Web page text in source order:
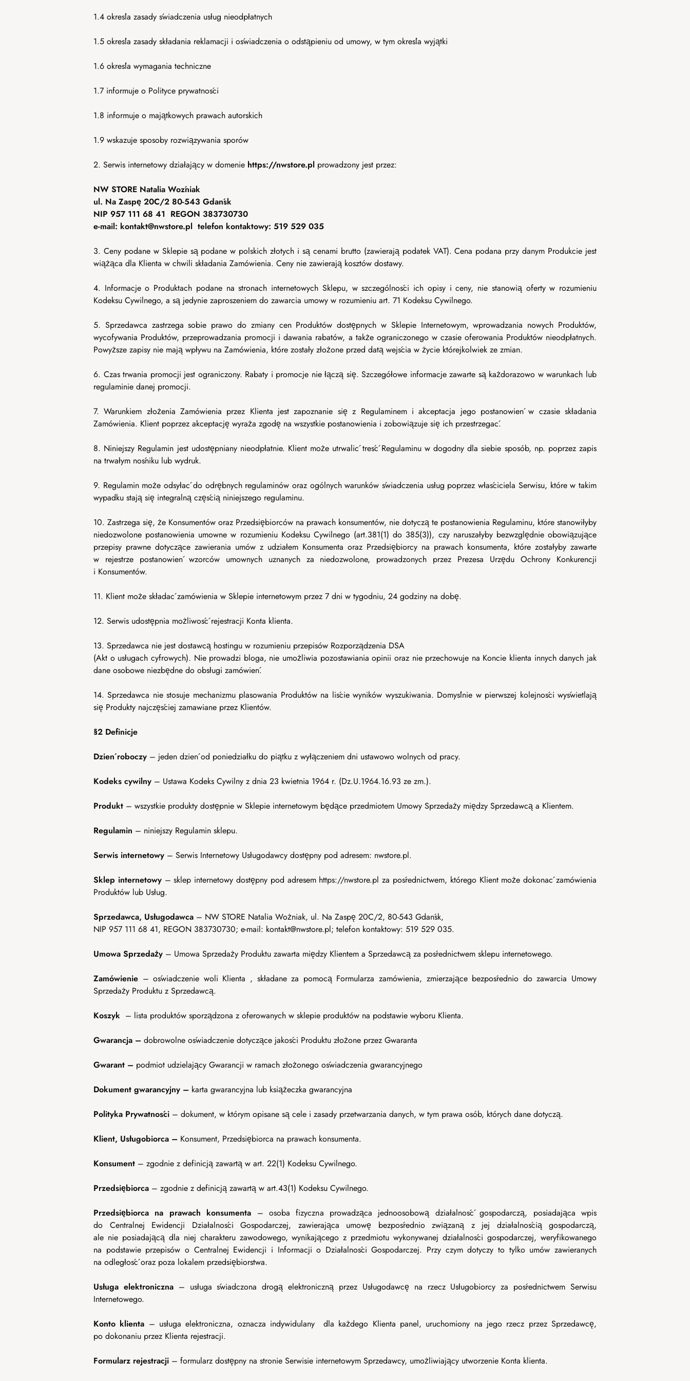
1.4 określa zasady świadczenia usług nieodpłatnych
1.5 określa zasady składania reklamacji i oświadczenia o odstąpieniu od umowy, w tym określa wyjątki
1.6 określa wymagania techniczne
1.7 informuje o Polityce prywatności
1.8 informuje o majątkowych prawach autorskich
1.9 wskazuje sposoby rozwiązywania sporów
2. Serwis internetowy działający w domenie https://nwstore.pl prowadzony jest przez:
NW STORE Natalia Woźniak
ul. Na Zaspę 20C/2 80-543 Gdańsk
NIP 957 111 68 41 REGON 383730730
e-mail: kontakt@nwstore.pl telefon kontaktowy: 519 529 035
3. Ceny podane w Sklepie są podane w polskich złotych i są cenami brutto (zawierają podatek VAT). Cena podana przy danym Produkcie jest
wiążąca dla Klienta w chwili składania Zamówienia. Ceny nie zawierają kosztów dostawy.
4. Informacje o Produktach podane na stronach internetowych Sklepu, w szczególności ich opisy i ceny, nie stanowią oferty w rozumieniu
Kodeksu Cywilnego, a są jedynie zaproszeniem do zawarcia umowy w rozumieniu art. 71 Kodeksu Cywilnego.
5. Sprzedawca zastrzega sobie prawo do zmiany cen Produktów dostępnych w Sklepie Internetowym, wprowadzania nowych Produktów,
wycofywania Produktów, przeprowadzania promocji i dawania rabatów, a także ograniczonego w czasie oferowania Produktów nieodpłatnych.
Powyższe zapisy nie mają wpływu na Zamówienia, które zostały złożone przed datą wejścia w życie którejkolwiek ze zmian.
6. Czas trwania promocji jest ograniczony. Rabaty i promocje nie łączą się. Szczegółowe informacje zawarte są każdorazowo w warunkach lub
regulaminie danej promocji.
7. Warunkiem złożenia Zamówienia przez Klienta jest zapoznanie się z Regulaminem i akceptacja jego postanowień w czasie składania
Zamówienia. Klient poprzez akceptację wyraża zgodę na wszystkie postanowienia i zobowiązuje się ich przestrzegać.
8. Niniejszy Regulamin jest udostępniany nieodpłatnie. Klient może utrwalić treść Regulaminu w dogodny dla siebie sposób, np. poprzez zapis
na trwałym nośniku lub wydruk.
9. Regulamin może odsyłać do odrębnych regulaminów oraz ogólnych warunków świadczenia usług poprzez właściciela Serwisu, które w takim
wypadku stają się integralną częścią niniejszego regulaminu.
10. Zastrzega się, że Konsumentów oraz Przedsiębiorców na prawach konsumentów, nie dotyczą te postanowienia Regulaminu, które stanowiłyby
niedozwolone postanowienia umowne w rozumieniu Kodeksu Cywilnego (art.381(1) do 385(3)), czy naruszałyby bezwzględnie obowiązujące
przepisy prawne dotyczące zawierania umów z udziałem Konsumenta oraz Przedsiębiorcy na prawach konsumenta, które zostałyby zawarte
w rejestrze postanowień wzorców umownych uznanych za niedozwolone, prowadzonych przez Prezesa Urzędu Ochrony Konkurencji
i Konsumentów.
11. Klient może składać zamówienia w Sklepie internetowym przez 7 dni w tygodniu, 24 godziny na dobę.
12. Serwis udostępnia możliwość rejestracji Konta klienta.
13. Sprzedawca nie jest dostawcą hostingu w rozumieniu przepisów Rozporządzenia DSA
(Akt o usługach cyfrowych). Nie prowadzi bloga, nie umożliwia pozostawiania opinii oraz nie przechowuje na Koncie klienta innych danych jak
dane osobowe niezbędne do obsługi zamówień.
14. Sprzedawca nie stosuje mechanizmu plasowania Produktów na liście wyników wyszukiwania. Domyślnie w pierwszej kolejności wyświetlają
się Produkty najczęściej zamawiane przez Klientów.
§2 Definicje
Dzień roboczy – jeden dzień od poniedziałku do piątku z wyłączeniem dni ustawowo wolnych od pracy.
Kodeks cywilny – Ustawa Kodeks Cywilny z dnia 23 kwietnia 1964 r. (Dz.U.1964.16.93 ze zm.).
Produkt – wszystkie produkty dostępnie w Sklepie internetowym będące przedmiotem Umowy Sprzedaży między Sprzedawcą a Klientem.
Regulamin – niniejszy Regulamin sklepu.
Serwis internetowy – Serwis Internetowy Usługodawcy dostępny pod adresem: nwstore.pl.
Sklep internetowy– sklep internetowy dostępny pod adresem https://nwstore.pl za pośrednictwem, którego Klient może dokonać zamówienia
Produktów lub Usług.
Sprzedawca, Usługodawca – NW STORE Natalia Wożniak, ul. Na Zaspę 20C/2, 80-543 Gdańsk,
NIP 957 111 68 41, REGON 383730730; e-mail: kontakt@nwstore.pl; telefon kontaktowy: 519 529 035.
Umowa Sprzedaży – Umowa Sprzedaży Produktu zawarta między Klientem a Sprzedawcą za pośrednictwem sklepu internetowego.
Zamówienie – oświadczenie woli Klienta , składane za pomocą Formularza zamówienia, zmierzające bezpośrednio do zawarcia Umowy
Sprzedaży Produktu z Sprzedawcą.
Koszyk – lista produktów sporządzona z oferowanych w sklepie produktów na podstawie wyboru Klienta.
Gwarancja – dobrowolne oświadczenie dotyczące jakości Produktu złożone przez Gwaranta
Gwarant – podmiot udzielający Gwarancji w ramach złożonego oświadczenia gwarancyjnego
Dokument gwarancyjny – karta gwarancyjna lub książeczka gwarancyjna
Polityka Prywatności – dokument, w którym opisane są cele i zasady przetwarzania danych, w tym prawa osób, których dane dotyczą.
Klient, Usługobiorca – Konsument, Przedsiębiorca na prawach konsumenta.
Konsument – zgodnie z definicją zawartą w art. 22(1) Kodeksu Cywilnego.
Przedsiębiorca – zgodnie z definicją zawartą w art.43(1) Kodeksu Cywilnego.
Przedsiębiorca na prawach konsumenta – osoba fizyczna prowadząca jednoosobową działalność gospodarczą, posiadająca wpis
do Centralnej Ewidencji Działalności Gospodarczej, zawierająca umowę bezpośrednio związaną z jej działalnością gospodarczą,
ale nie posiadającą dla niej charakteru zawodowego, wynikającego z przedmiotu wykonywanej działalności gospodarczej, weryfikowanego
na podstawie przepisów o Centralnej Ewidencji i Informacji o Działalności Gospodarczej. Przy czym dotyczy to tylko umów zawieranych
na odległość oraz poza lokalem przedsiębiorstwa.
Usługa elektroniczna– usługa świadczona drogą elektroniczną przez Usługodawcę na rzecz Usługobiorcy za pośrednictwem Serwisu
Internetowego.
Konto klienta – usługa elektroniczna, oznacza indywidulany
dla każdego Klienta panel, uruchomiony na jego rzecz przez Sprzedawcę,
po dokonaniu przez Klienta rejestracji.
Formularz rejestracji – formularz dostępny na stronie Serwisie internetowym Sprzedawcy, umożliwiający utworzenie Konta klienta.